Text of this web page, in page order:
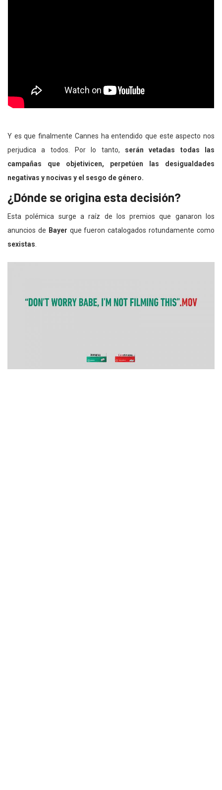
Y es que finalmente Cannes ha entendido que este aspecto nos
perjudica a todos. Por lo tanto, serán vetadas todas las
campañas que objetivicen, perpetúen las desigualdades
negativas y nocivas y el sesgo de género.
¿Dónde se origina esta decisión?
Esta polémica surge a raíz de los premios que ganaron los
anuncios de Bayer que fueron catalogados rotundamente como
sexistas